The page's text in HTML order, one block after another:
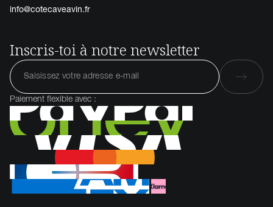
info@cotecaveavin.fr
Inscris-toi à notre newsletter
Paiement flexible avec :